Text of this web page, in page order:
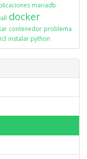
mariadb
docker
contenedor problema
instalar python